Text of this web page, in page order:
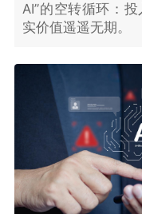
AI”的空转循环：
实价值遥遥无期。